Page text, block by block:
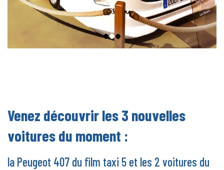
Venez découvrir les 3 nouvelles
voitures du moment :
la Peugeot 407 du film taxi 5 et les 2 voitures du